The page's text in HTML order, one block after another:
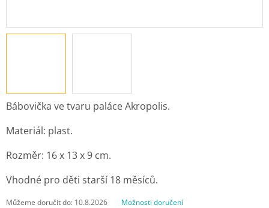
Můžeme doručit do: 10.8.2026 Možnosti doručení
Bábovička ve tvaru paláce Akropolis.
Materiál: plast.
Rozměr: 16 x 13 x 9 cm.
Vhodné pro děti starší 18 měsíců.